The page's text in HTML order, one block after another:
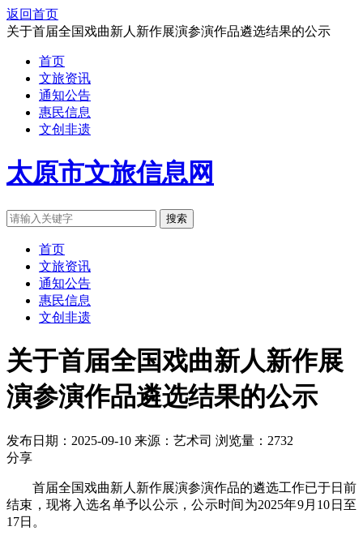
返回首页
关于首届全国戏曲新人新作展演参演作品遴选结果的公示
首页
文旅资讯
通知公告
惠民信息
文创非遗
太原市文旅信息网
搜索
首页
文旅资讯
通知公告
惠民信息
文创非遗
关于首届全国戏曲新人新作展
演参演作品遴选结果的公示
发布日期：2025-09-10 来源：艺术司 浏览量：2732
分享
首届全国戏曲新人新作展演参演作品的遴选工作已于日前
结束，现将 入选名单予以公示，公示时间为2025年9月 10 日至
17日。